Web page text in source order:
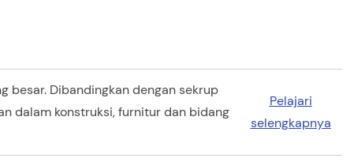
besar. Dibandingkan dengan sekrup
dalam konstruksi, furnitur dan bidang
Pelajari
selengkapnya